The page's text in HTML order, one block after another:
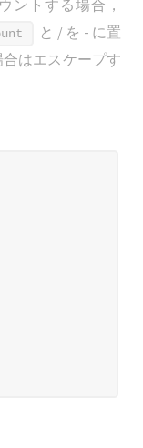
ントする場合，
と / を - に置
はエスケープす